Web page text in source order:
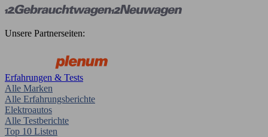
Unsere Partnerseiten:
Erfahrungen & Tests
Alle Marken
Alle Erfahrungsberichte
Elektroautos
Alle Testberichte
Top 10 Listen